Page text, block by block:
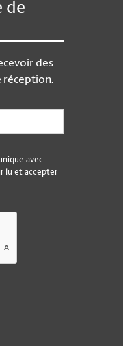
de
des
réception.
avec
lu et accepter